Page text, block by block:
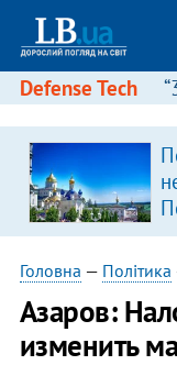
Defense Tech
Головна — Політика
Азаров:
изменить